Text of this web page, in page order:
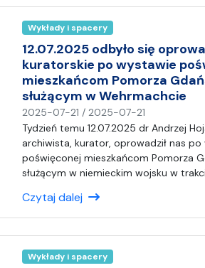
n
i
a
Wykłady i spacery
12.07.2025 odbyło się
kuratorskie po wystawie
mieszkańcom Pomorza
służącym w Wehrmachcie
2025-07-21 / 2025-07-21
a
p
i
s
(
Tydzień temu 12.07.2025 dr Andrzej
archiwista, kurator, oprowadził nas
poświęconej mieszkańcom Pomorza
służącym w niemieckim wojsku w
Czytaj dalej
Wykłady i spacery